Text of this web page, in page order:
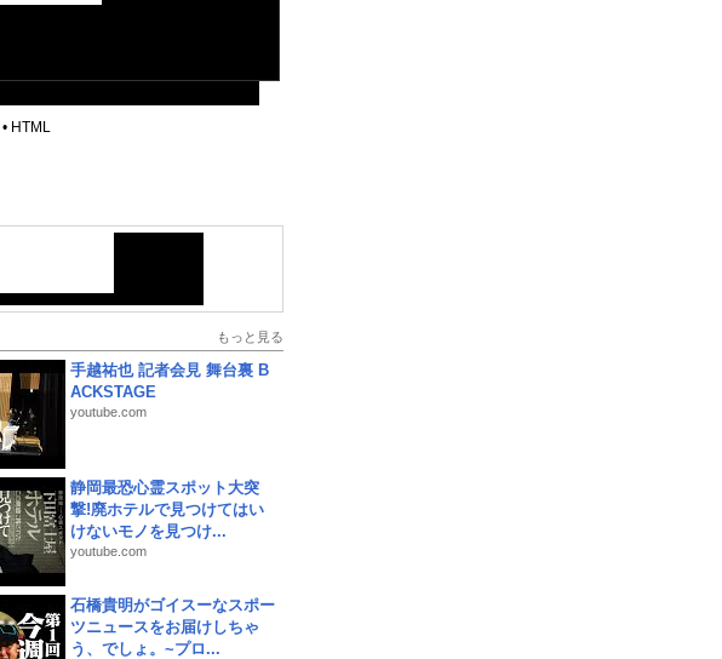
• HTML
もっと見る
手越祐也 記者会見 舞台裏 B
ACKSTAGE
youtube.com
静岡最恐心霊スポット大突
撃!廃ホテルで見つけてはい
けないモノを見つけ...
youtube.com
石橋貴明がゴイスーなスポー
ツニュースをお届けしちゃ
う、でしょ。~プロ...